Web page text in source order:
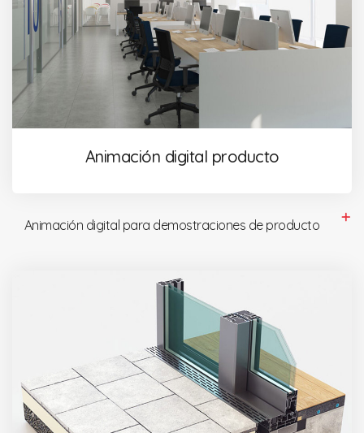
Animación digital producto
Animación digital para demostraciones de producto